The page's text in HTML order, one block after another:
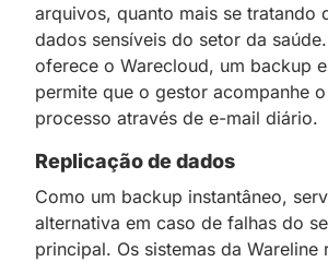
arquivos, quanto mais se tratando
dados sensíveis do setor da
oferece o Warecloud, um backup
permite que o gestor acompanhe
processo através de e-mail diário.
Replicação de dados
Como um backup instantâneo,
alternativa em caso de falhas do
principal. Os sistemas da Wareline